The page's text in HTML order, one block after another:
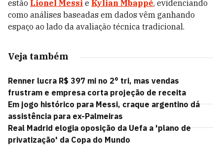
estão Lionel Messi e Kylian Mbappé, evidenciando
como análises baseadas em dados vêm ganhando
espaço ao lado da avaliação técnica tradicional.
Veja também
Renner lucra R$ 397 mi no 2° tri, mas vendas
frustram e empresa corta projeção de receita
Em jogo histórico para Messi, craque argentino dá
assistência para ex-Palmeiras
Real Madrid elogia oposição da Uefa a 'plano de
privatização' da Copa do Mundo